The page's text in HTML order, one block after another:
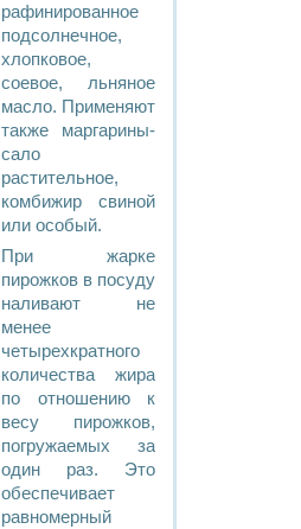
рафинированное
подсолнечное,
хлопковое,
соевое, льняное
масло. Применяют
также маргарины-
сало
растительное,
комбижир свиной
или особый.
При жарке
пирожков в посуду
наливают не
менее
четырехкратного
количества жира
по отношению к
весу пирожков,
погружаемых за
один раз. Это
обеспечивает
равномерный